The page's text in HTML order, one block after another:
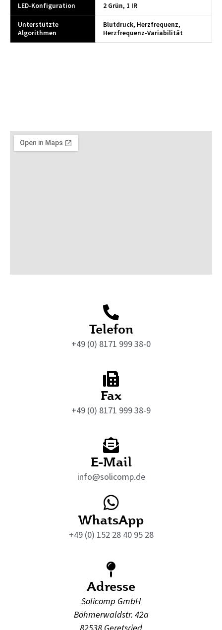
LED-Konfiguration
2 Grün, 1 IR
Unterstützte
Algorithmen
Blutdruck, Herzfrequenz,
Herzfrequenz-Variabilität
Telefon
+49 (0) 8171 999 38-0
Fax
+49 (0) 8171 999 38-9
E-Mail
info@solicomp.de
WhatsApp
+49 (0) 152 28 40 95 28
Adresse
Solicomp GmbH
Böhmerwaldstr. 42a